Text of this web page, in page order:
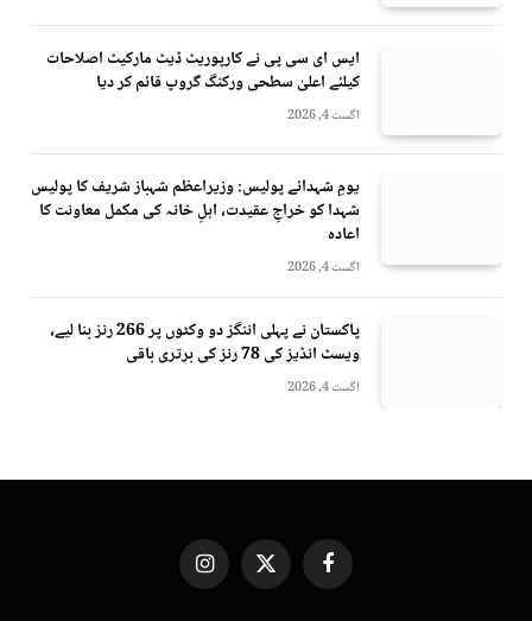
ایس ای سی پی نے کارپوریٹ ڈیٹ مارکیٹ اصلاحات
کیلئے اعلیٰ سطحی ورکنگ گروپ قائم کر دیا
اگست 4, 2026
یومِ شہدائے پولیس: وزیراعظم شہباز شریف کا پولیس
شہدا کو خراجِ عقیدت، اہلِ خانہ کی مکمل معاونت کا
اعادہ
اگست 4, 2026
پاکستان نے پہلی اننگز دو وکٹوں پر 266 رنز بنا لیے،
ویسٹ انڈیز کی 78 رنز کی برتری باقی
اگست 4, 2026
Facebook
X
(Twitter)
Instagram